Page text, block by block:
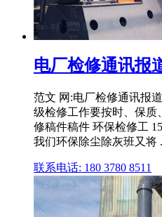
电厂检修通讯报
范文 网:电厂检修通讯报
级检修工作要按时、保质
修稿件稿件 环保检修工
我们环保除尘除灰班又将
联系电话: 180 3780 8511